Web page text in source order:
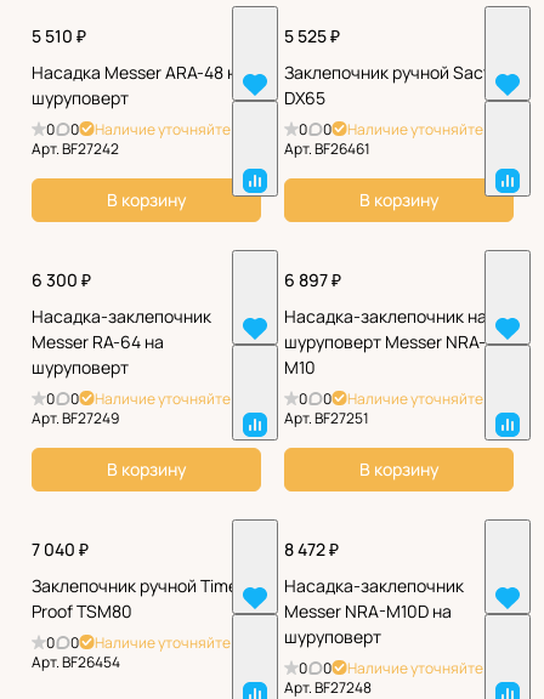
5 510 ₽
Насадка Messer ARA-48 на
шуруповерт
0 0
Наличие уточняйте
Арт.BF27242
В корзину
5 525 ₽
Заклепочник ручной Sacto
DX65
0 0
Наличие уточняйте
Арт.BF26461
В корзину
6 300 ₽
Насадка-заклепочник
Messer RA-64 на
шуруповерт
0 0
Наличие уточняйте
Арт.BF27249
В корзину
6 897 ₽
Насадка-заклепочник на
шуруповерт Messer NRA-
M10
0 0
Наличие уточняйте
Арт.BF27251
В корзину
7 040 ₽
Заклепочник ручной Time-
Proof TSM80
0 0
Наличие уточняйте
Арт.BF26454
8 472 ₽
Насадка-заклепочник
Messer NRA-M10D на
шуруповерт
0 0
Наличие уточняйте
Арт.BF27248